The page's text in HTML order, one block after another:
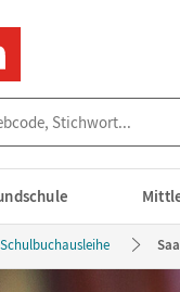
Schulbuchausleihe